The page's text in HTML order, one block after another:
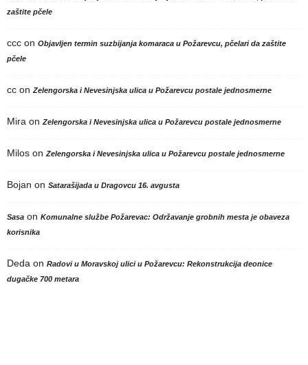
zaštite pčele
ccc on Objavljen termin suzbijanja komaraca u Požarevcu, pčelari da zaštite
pčele
cc on Zelengorska i Nevesinjska ulica u Požarevcu postale jednosmerne
Mira on Zelengorska i Nevesinjska ulica u Požarevcu postale jednosmerne
Milos on Zelengorska i Nevesinjska ulica u Požarevcu postale jednosmerne
Bojan on Satarašijada u Dragovcu 16. avgusta
Sasa on Komunalne službe Požarevac: Održavanje grobnih mesta je obaveza
korisnika
Deda on Radovi u Moravskoj ulici u Požarevcu: Rekonstrukcija deonice
dugačke 700 metara